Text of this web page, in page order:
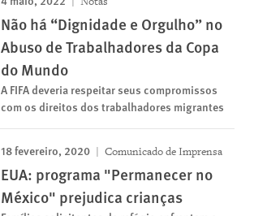
Não há “Dignidade e Orgulho” no
Abuso de Trabalhadores da Copa
do Mundo
A FIFA deveria respeitar seus compromissos
com os direitos dos trabalhadores migrantes
18 fevereiro, 2020 Comunicado de Imprensa
EUA: programa "Permanecer no
México" prejudica crianças